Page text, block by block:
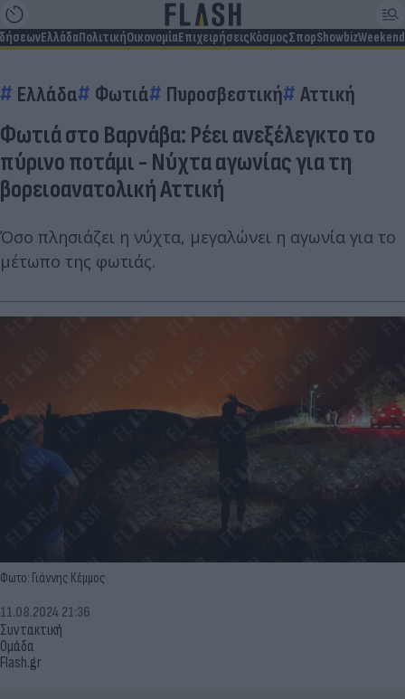
ΕλλάδαΠολιτικήΟικονομίαΕπιχειρήσειςΚόσμοςΣπορShowbizWeekend
Ελλάδα Φωτιά Πυροσβεστική Αττική
Φωτιά στο Βαρνάβα: Ρέει ανεξέλεγκτο το
πύρινο ποτάμι - Νύχτα αγωνίας για τη
βορειοανατολική Αττική
Όσο πλησιάζει η νύχτα, μεγαλώνει η αγωνία για το
μέτωπο της φωτιάς.
Φωτο: Γιάννης Κέμμος
Συντακτική
Ομάδα
Flash.gr
11.08.2024 21:36